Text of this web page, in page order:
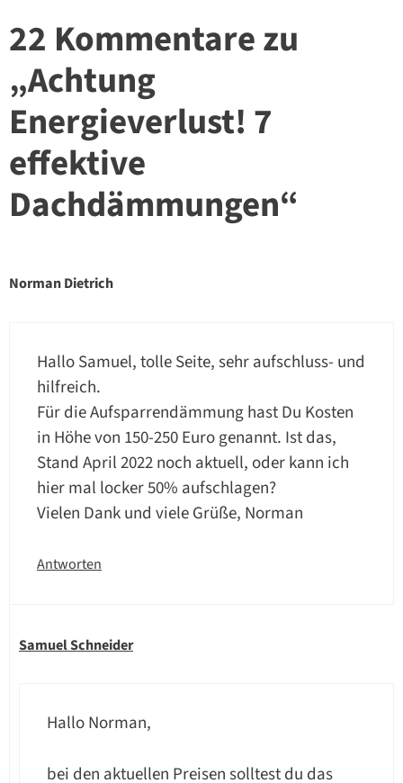
22 Kommentare zu
„Achtung
Energieverlust! 7
effektive
Dachdämmungen“
Norman Dietrich
Hallo Samuel, tolle Seite, sehr aufschluss- und
hilfreich.
Für die Aufsparrendämmung hast Du Kosten
in Höhe von 150-250 Euro genannt. Ist das,
Stand April 2022 noch aktuell, oder kann ich
hier mal locker 50% aufschlagen?
Vielen Dank und viele Grüße, Norman
Antworten
Samuel Schneider
Hallo Norman,
bei den aktuellen Preisen solltest du das